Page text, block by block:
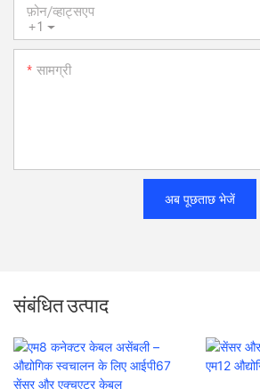
+1
फ़ोन/व्हाट्सएप
सामग्री
अब पूछताछ भेजें
संबंधित उत्पाद